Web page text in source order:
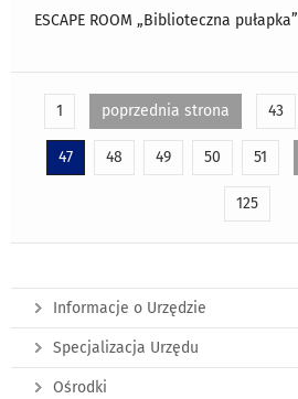
ESCAPE ROOM „Biblioteczna pułapka”
1 poprzednia strona 43
47 48 49 50 51
125
Informacje o Urzędzie
Specjalizacja Urzędu
Ośrodki